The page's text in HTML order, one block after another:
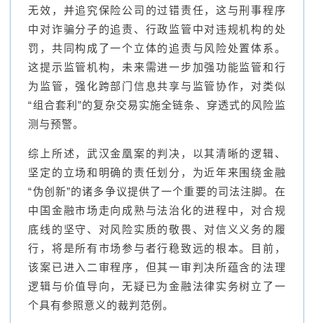
无效，并追究保险公司的过错责任，这与刑事程序
中对诈骗分子的追责、行政监管中对违规机构的处
罚，共同构成了一个立体的追责与风险处置体系。
这提示监管机构，未来需进一步加强功能监管和行
为监管，强化跨部门信息共享与监管协作，对类似
“组合套利”的复杂交易实施全链条、穿透式的风险监
测与预警。
综上所述，武汉金凰案的判决，以其清晰的逻辑、
坚定的立场和明确的责任划分，为近年来围绕金融
“伪创新”的诸多争议提供了一个重要的司法注脚。在
中国金融市场走向成熟与法治化的进程中，对合规
底线的坚守、对风险实质的敬畏、对信义义务的履
行，将是所有市场参与者行稳致远的根本。目前，
该案已进入二审程序，但其一审判决所蕴含的法理
逻辑与价值导向，无疑已为金融法律实务树立了一
个具有参照意义的裁判范例。